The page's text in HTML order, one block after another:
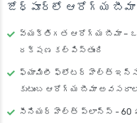
జోధ్‌పూర్‌లో ఆరోగ్య బీమా
వ్యక్తిగత ఆరోగ్య బీమా –
రక్షణ కల్పిస్తుంది
ఫ్యామిలీ ఫ్లోటర్ హెల్త్
కుటుంబ ఆరోగ్య బీమా
సీనియర్ హెల్త్ ప్లాన్స్ -